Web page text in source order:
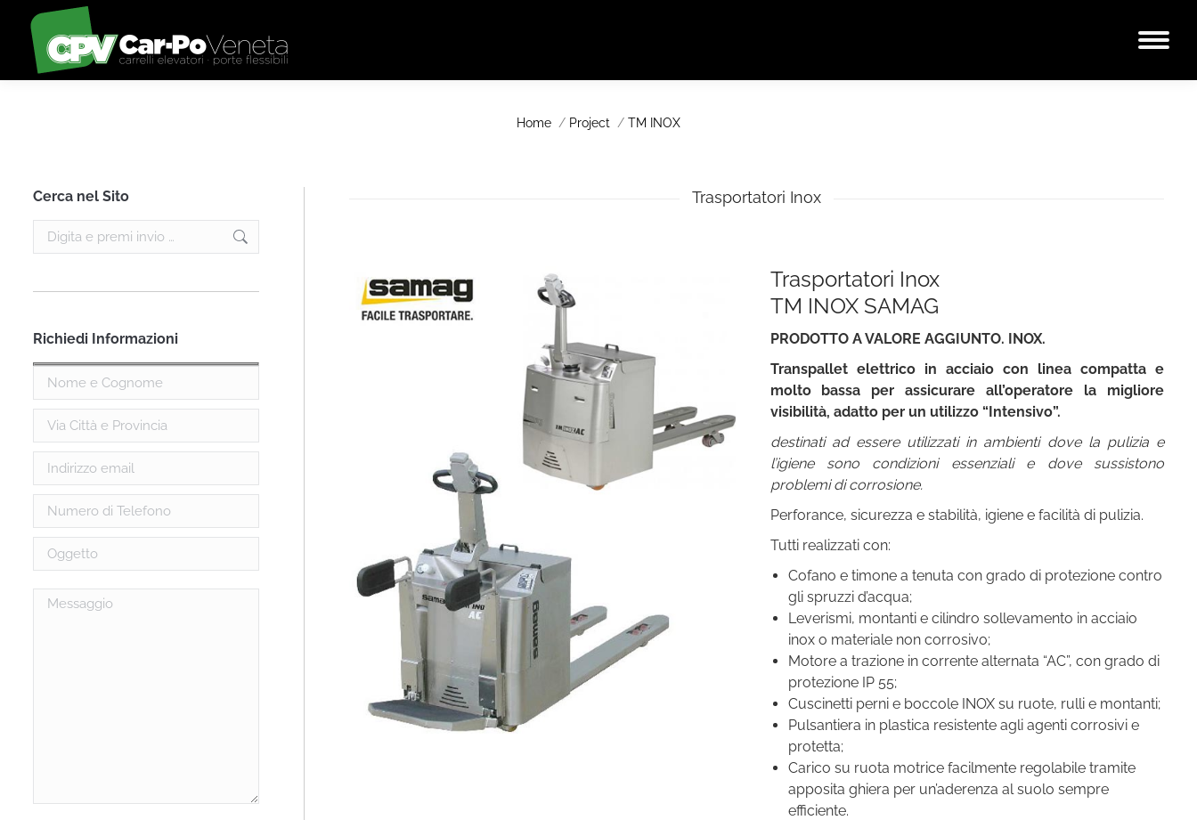
You are here:
Home Project TM INOX
Trasportatori Inox
Trasportatori Inox
TM INOX SAMAG
PRODOTTO A VALORE AGGIUNTO. INOX.
Transpallet elettrico in acciaio con linea compatta e
molto bassa per assicurare all’operatore la migliore
visibilità, adatto per un utilizzo “Intensivo”.
destinati ad essere utilizzati in ambienti dove la pulizia e
l’igiene sono condizioni essenziali e dove sussistono
problemi di corrosione.
Perforance, sicurezza e stabilità, igiene e facilità di pulizia.
Tutti realizzati con:
Cofano e timone a tenuta con grado di protezione contro
gli spruzzi d’acqua;
Leverismi, montanti e cilindro sollevamento in acciaio
inox o materiale non corrosivo;
Motore a trazione in corrente alternata “AC”, con grado di
protezione IP 55;
Cuscinetti perni e boccole INOX su ruote, rulli e montanti;
Pulsantiera in plastica resistente agli agenti corrosivi e
protetta;
Carico su ruota motrice facilmente regolabile tramite
apposita ghiera per un’aderenza al suolo sempre
efficiente.
Cerca nel Sito
Search:
Richiedi Informazioni